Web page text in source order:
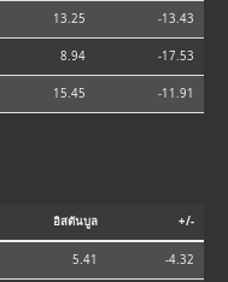
13.25 -13.43
8.94 -17.53
15.45 -11.91
อิสตันบูล +/-
5.41 -4.32